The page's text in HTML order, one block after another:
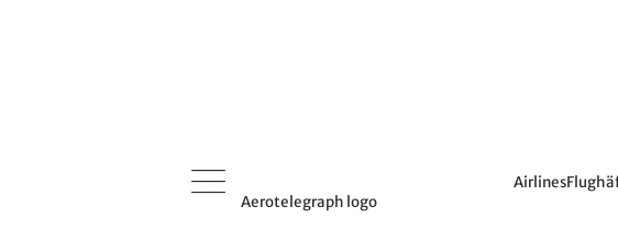
Aerotelegraph logo
Airlines